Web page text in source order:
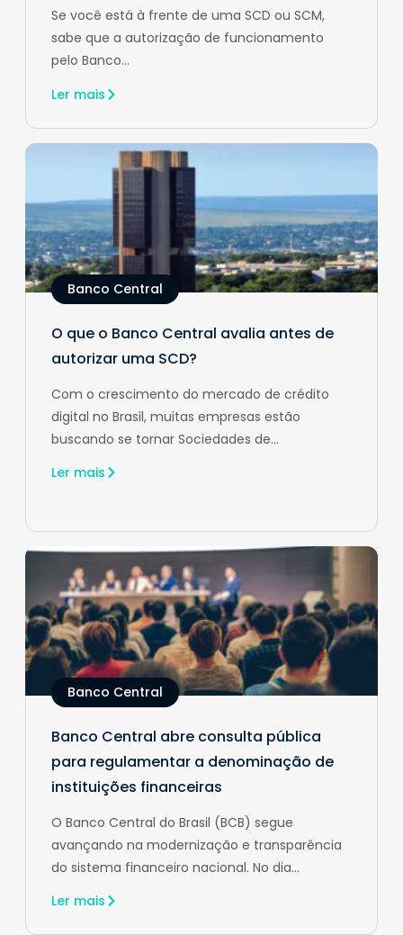
Se você está à frente de uma SCD ou SCM,
sabe que a autorização de funcionamento
pelo Banco...
Ler mais
Banco Central
O que o Banco Central avalia antes de
autorizar uma SCD?
Com o crescimento do mercado de crédito
digital no Brasil, muitas empresas estão
buscando se tornar Sociedades de...
Ler mais
Banco Central
Banco Central abre consulta pública
para regulamentar a denominação de
instituições financeiras
O Banco Central do Brasil (BCB) segue
avançando na modernização e transparência
do sistema financeiro nacional. No dia...
Ler mais